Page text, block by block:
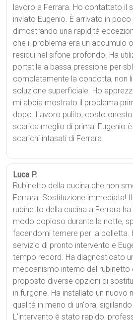
lavoro a Ferrara. Ho contattato il
inviato Eugenio. È arrivato in
dimostrando una rapidità
che il problema era un accumulo
residui nel sifone profondo. Ha
portatile a bassa pressione per
completamente la condotta, non
soluzione superficiale. Ho
mi abbia mostrato il problema
dopo. Lavoro pulito, costo
scarica meglio di prima! Eugenio
scarichi intasati di Ferrara.
Luca P.
Rubinetto della cucina che non
Ferrara. Sostituzione immediata!
rubinetto della cucina a Ferrara
modo copioso durante la notte,
facendomi temere per la bolletta.
servizio di pronto intervento e
tempo record. Ha diagnosticato
meccanismo interno del rubinetto
proposto diverse opzioni di
in furgone. Ha installato un nuovo
qualità in meno di un'ora,
L'intervento è stato rapido,